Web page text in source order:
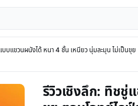
บแขวนผนังได้ หนา 4 ชั้น เหนียว นุ่มละมุน ไม่เป็นขุย
รีวิวเชิงลึก: ทิชชู่